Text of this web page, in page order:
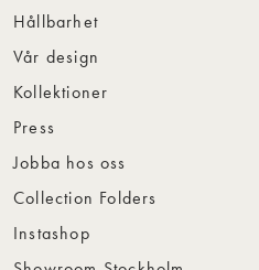
Hållbarhet
Vår design
Kollektioner
Press
Jobba hos oss
Collection Folders
Instashop